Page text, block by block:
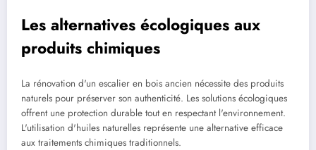
Les alternatives écologiques aux
produits chimiques
La rénovation d'un escalier en bois ancien nécessite des produits
naturels pour préserver son authenticité. Les solutions écologiques
offrent une protection durable tout en respectant l'environnement.
L'utilisation d'huiles naturelles représente une alternative efficace
aux traitements chimiques traditionnels.